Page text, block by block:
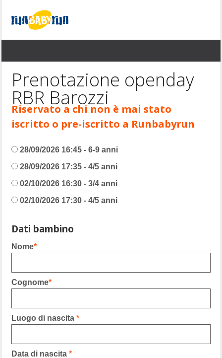
Prenotazione openday
RBR Barozzi
Riservato a chi non è mai stato
iscritto o pre-iscritto a Runbabyrun
28/09/2026 16:45 - 6-9 anni
28/09/2026 17:35 - 4/5 anni
02/10/2026 16:30 - 3/4 anni
02/10/2026 17:30 - 4/5 anni
Dati bambino
Nome*
Cognome*
Luogo di nascita *
Data di nascita *